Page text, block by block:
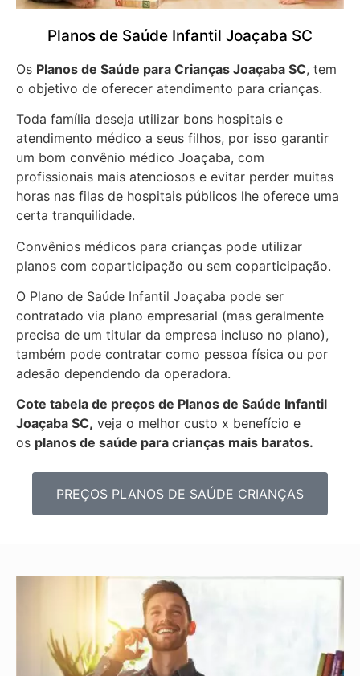
Planos de Saúde Infantil Joaçaba SC
Os Planos de Saúde para Crianças Joaçaba SC, tem
o objetivo de oferecer atendimento para crianças.
Toda família deseja utilizar bons hospitais e
atendimento médico a seus filhos, por isso garantir
um bom convênio médico Joaçaba, com
profissionais mais atenciosos e evitar perder muitas
horas nas filas de hospitais públicos lhe oferece uma
certa tranquilidade.
Convênios médicos para crianças pode utilizar
planos com coparticipação ou sem coparticipação.
O Plano de Saúde Infantil Joaçaba pode ser
contratado via plano empresarial (mas geralmente
precisa de um titular da empresa incluso no plano),
também pode contratar como pessoa física ou por
adesão dependendo da operadora.
Cote tabela de preços de Planos de Saúde Infantil
Joaçaba SC, veja o melhor custo x benefício e
os planos de saúde para crianças mais baratos.
PREÇOS PLANOS DE SAÚDE CRIANÇAS